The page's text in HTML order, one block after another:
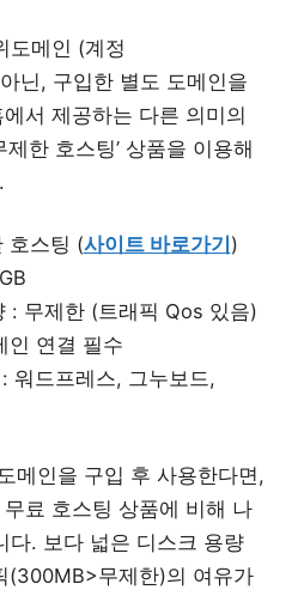
도메인 (계정
닌, 구입한 별도 도메인을
서 제공하는 다른 의미의
한 호스팅’ 상품을 이용해
호스팅 (사이트 바로가기 )
: 무제한 (트래픽 Qos 있음)
인 연결 필수
워드프레스, 그누보드,
메인을 구입 후 사용한다면,
료 호스팅 상품에 비해 나
다. 보다 넓은 디스크 용량
(300MB>무제한)의 여유가